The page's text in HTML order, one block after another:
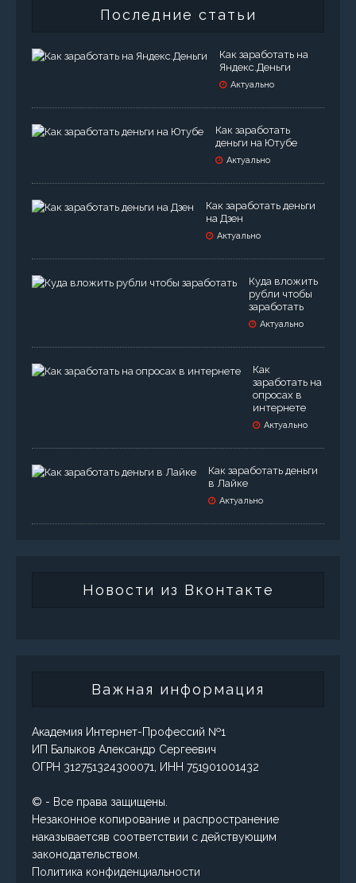
Последние статьи
Как заработать на
Яндекс.Деньги
Актуально
Как заработать
деньги на Ютубе
Актуально
Как заработать деньги
на Дзен
Актуально
Куда вложить
рубли чтобы
заработать
Актуально
Как
заработать на
опросах в
интернете
Актуально
Как заработать деньги
в Лайке
Актуально
Новости из Вконтакте
Важная информация
Академия Интернет-Профессий №1
ИП Балыков Александр Сергеевич
ОГРН 312751324300071, ИНН 751901001432
© - Все права защищены.
Незаконное копирование и распространение
наказываетсяв соответствии с действующим
законодательством.
Политика конфиденциальности